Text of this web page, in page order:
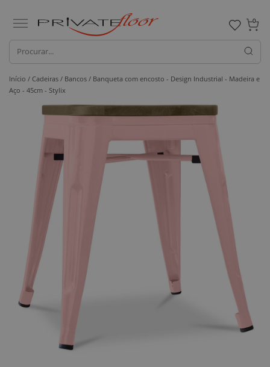
0
Início / Cadeiras / Bancos / Banqueta com encosto - Design Industrial - Madeira e
Aço - 45cm - Stylix